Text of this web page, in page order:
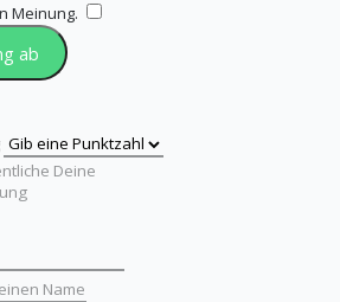
Meinung.
ab